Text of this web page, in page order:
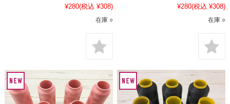
¥280(税込 ¥308)
在庫 ○
¥280(税込 ¥308)
在庫 ○